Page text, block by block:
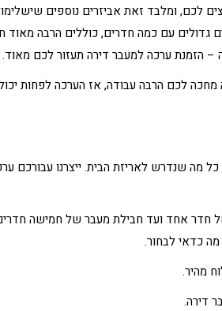
לכם, ומלבד זאת אביזרים נוספים
עם כמה חדרים, כוללים הרבה
– הזמנתערכה למעבר דירה תעזור לכם מאוד.
לכם הרבה עבודה, אז הערכה לפחות
מה שנדרש לאריזת הבית. ייצרנו עבורכם
אחד ועד חבילת מעבר של חמישה
כדאי לבחור.
מהיר.
דירה.